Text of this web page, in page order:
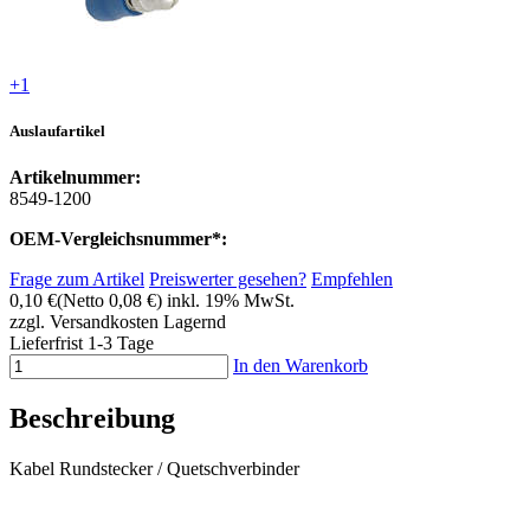
+1
Auslaufartikel
Artikelnummer:
8549-1200
OEM-Vergleichsnummer*:
Frage zum Artikel Preiswerter gesehen? Empfehlen
0,10 €(Netto 0,08 €) inkl. 19% MwSt.
zzgl. Versandkosten Lagernd
Lieferfrist 1-3 Tage
In den Warenkorb
Beschreibung
Kabel Rundstecker / Quetschverbinder